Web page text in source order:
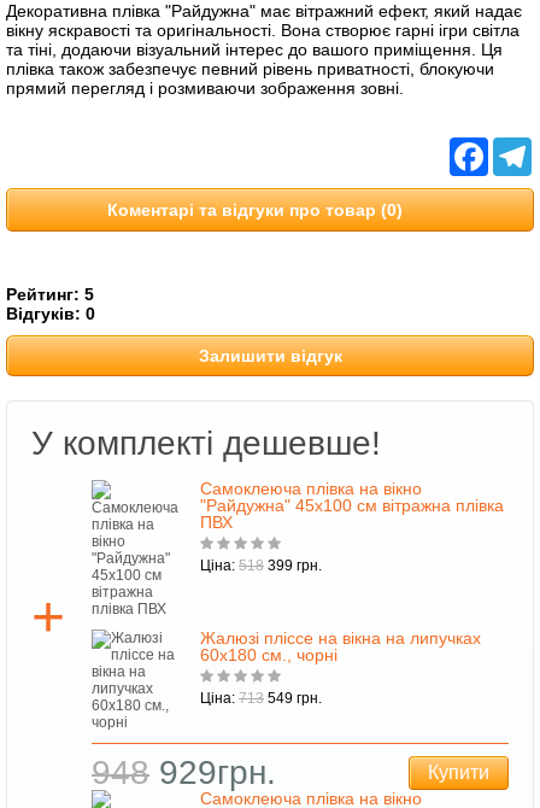
Декоративна плівка "Райдужна" має вітражний ефект, який надає
вікну яскравості та оригінальності. Вона створює гарні ігри світла
та тіні, додаючи візуальний інтерес до вашого приміщення. Ця
плівка також забезпечує певний рівень приватності, блокуючи
прямий перегляд і розмиваючи зображення зовні.
Коментарі та відгуки про товар (0)
Рейтинг: 5
Відгуків: 0
Залишити відгук
У комплекті дешевше!
Самоклеюча плівка на вікно
"Райдужна" 45х100 см вітражна плівка
ПВХ
Ціна: 518 399 грн.
Жалюзі пліссе на вікна на липучках
60х180 см., чорні
Ціна: 713 549 грн.
948 929грн. Купити
Самоклеюча плівка на вікно